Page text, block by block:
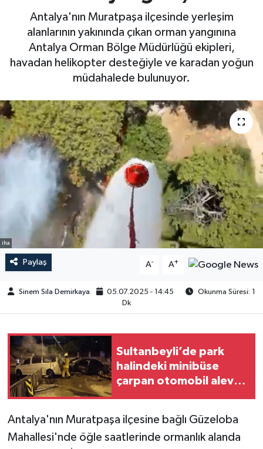
Antalya'nın Muratpaşa ilçesinde yerleşim
alanlarının yakınında çıkan orman yangınına
Antalya Orman Bölge Müdürlüğü ekipleri,
havadan helikopter desteğiyle ve karadan yoğun
müdahalede bulunuyor.
iha
Paylaş A- A+
Sinem Sıla Demirkaya 05.07.2025 - 14:45
Okunma Süresi: 1
Dk
Sultanbeyli’de park
halindeki minibüse
çarpan otomobil alev
Antalya'nın Muratpaşa ilçesine bağlı Güzeloba
Mahallesi'nde öğle saatlerinde ormanlık alanda